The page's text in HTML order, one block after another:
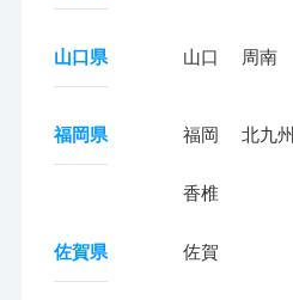
山口県 山口 周南
福岡県 福岡 北九州
香椎
佐賀県 佐賀